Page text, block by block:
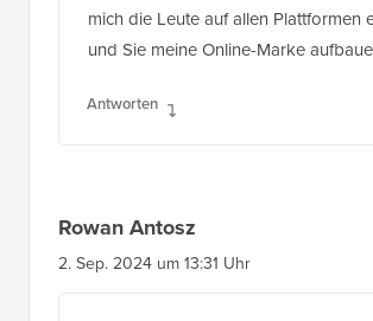
mich die Leute auf allen Plattformen
und Sie meine Online-Marke
Antworten
Rowan Antosz
2. Sep. 2024 um 13:31 Uhr